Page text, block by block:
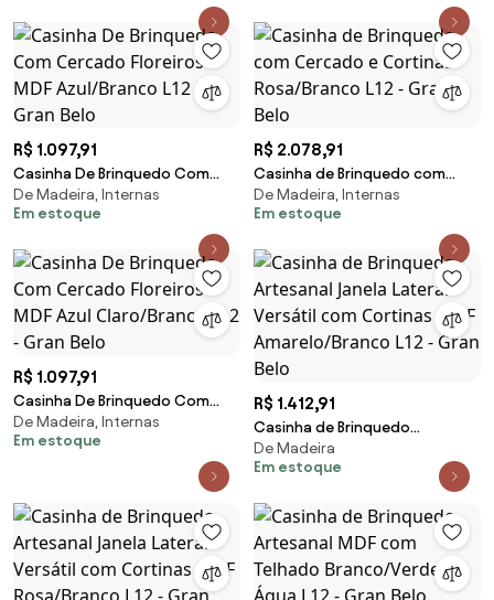
R$ 1.097,91
Casinha De Brinquedo Com
Cercado Floreiros MDF
Azul/Branco L12 - Gran Belo
De Madeira, Internas
Em estoque
R$ 2.078,91
Casinha de Brinquedo com
Cercado e Cortinas
Rosa/Branco L12 - Gran Belo
De Madeira, Internas
Em estoque
R$ 1.097,91
Casinha De Brinquedo Com
Cercado Floreiros MDF Azul
Claro/Branco L12 - Gran Belo
De Madeira, Internas
Em estoque
R$ 1.412,91
Casinha de Brinquedo
Artesanal Janela Lateral Versátil
com Cortinas MDF
Amarelo/Branco L12 - Gran Belo
De Madeira
Em estoque